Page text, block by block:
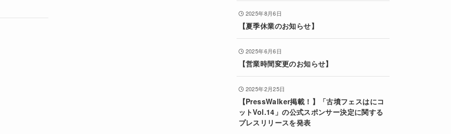
2025年8月6日
【夏季休業のお知らせ】
2025年6月6日
【営業時間変更のお知らせ】
2025年2月25日
【PressWalker掲載！】「古墳フェスはにコ
ットVol.14」の公式スポンサー決定に関する
プレスリリースを発表